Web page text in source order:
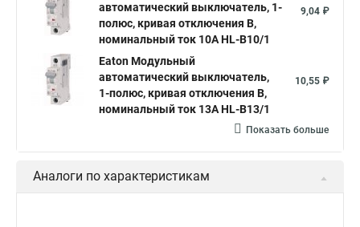
автоматический выключатель, 1-
полюс, кривая отключения B,
номинальный ток 10А HL-B10/1
9,04 ₽
Eaton Модульный
автоматический выключатель,
1-полюс, кривая отключения B,
номинальный ток 13А HL-B13/1
10,55 ₽
Показать больше
Аналоги по характеристикам